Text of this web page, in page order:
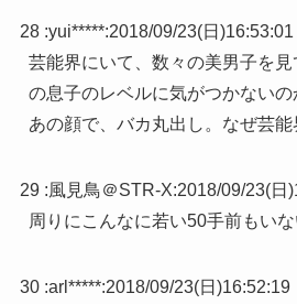
28 :yui*****:2018/09/23(日)16:53:01
芸能界にいて、数々の美男子を
の息子のレベルに気がつかない
あの顔で、バカ丸出し。なぜ芸能
29 :風見鳥＠STR-X:2018/09/23(日
周りにこんなに若い50手前もい
30 :arl*****:2018/09/23(日)16:52:19